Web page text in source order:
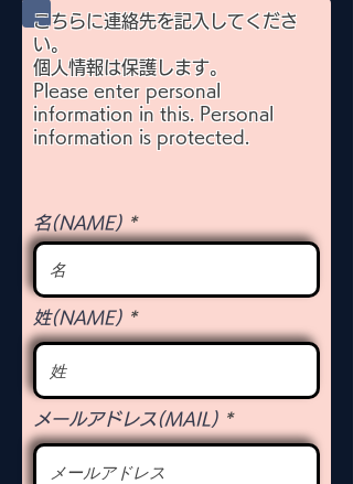
こちらに連絡先を記入してくださ
い。
​個人情報は保護します。
Please enter personal
information in this. Personal
information is protected.
名(NAME)
姓(NAME)
メールアドレス(MAIL)